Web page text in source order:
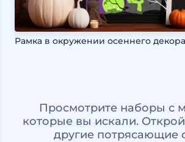
Рамка в окружении осеннего декора
Просмотрите наборы с
которые вы искали.
другие потрясающие